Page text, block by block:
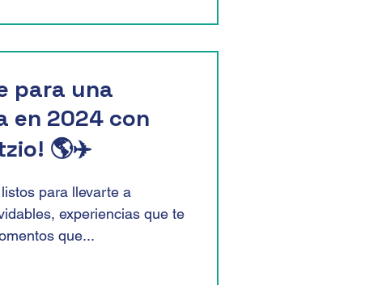
para una
en 2024 con
🌎✈️
para llevarte a
experiencias que te
que...